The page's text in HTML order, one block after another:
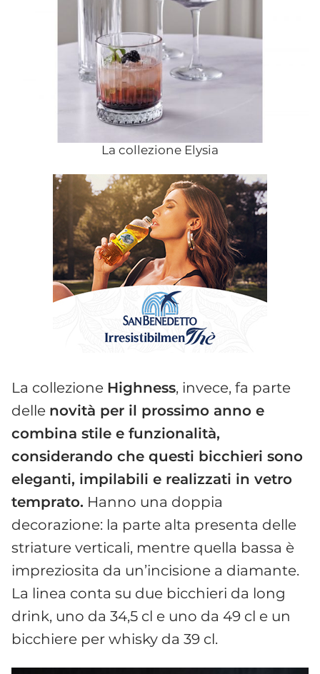
La collezione Elysia
La collezione Highness, invece, fa parte
delle novità per il prossimo anno e
combina stile e funzionalità,
considerando che questi bicchieri sono
eleganti, impilabili e realizzati in vetro
temprato. Hanno una doppia
decorazione: la parte alta presenta delle
striature verticali, mentre quella bassa è
impreziosita da un’incisione a diamante.
La linea conta su due bicchieri da long
drink, uno da 34,5 cl e uno da 49 cl e un
bicchiere per whisky da 39 cl.